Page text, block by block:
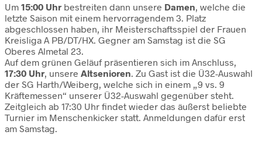
Um 15:00 Uhr bestreiten dann unsere Damen, welche die
letzte Saison mit einem hervorragendem 3. Platz
abgeschlossen haben, ihr Meisterschaftsspiel der Frauen
Kreisliga A PB/DT/HX. Gegner am Samstag ist die SG
Oberes Almetal 23.
Auf dem grünen Geläuf präsentieren sich im Anschluss,
17:30 Uhr, unsere Altsenioren. Zu Gast ist die Ü32-Auswahl
der SG Harth/Weiberg, welche sich in einem „9 vs. 9
Kräftemessen“ unserer Ü32-Auswahl gegenüber steht.
Zeitgleich ab 17:30 Uhr findet wieder das äußerst beliebte
Turnier im Menschenkicker statt. Anmeldungen dafür erst
am Samstag.